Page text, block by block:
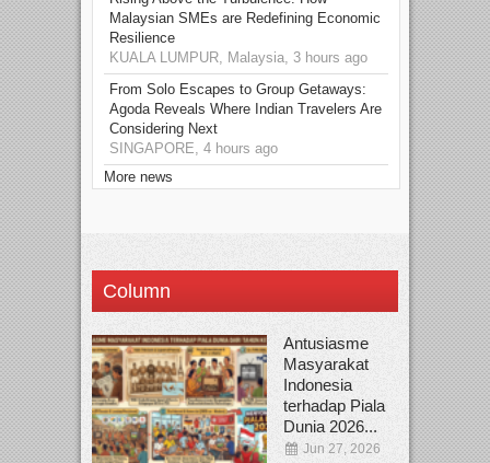
Malaysian SMEs are Redefining Economic
Resilience
KUALA LUMPUR, Malaysia, 3 hours ago
From Solo Escapes to Group Getaways:
Agoda Reveals Where Indian Travelers Are
Considering Next
SINGAPORE, 4 hours ago
More news
Column
Antusiasme
Masyarakat
Indonesia
terhadap Piala
Dunia 2026...
Jun 27, 2026